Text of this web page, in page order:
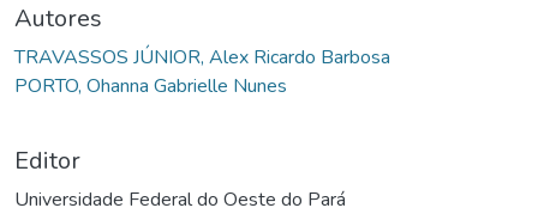
Autores
TRAVASSOS JÚNIOR, Alex Ricardo Barbosa
PORTO, Ohanna Gabrielle Nunes
Editor
Universidade Federal do Oeste do Pará